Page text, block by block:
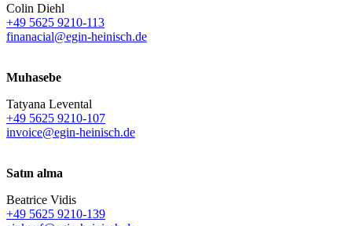
Colin Diehl
+49 5625 9210-113
finanacial@egin-heinisch.de
Muhasebe
Tatyana Levental
+49 5625 9210-107
invoice@egin-heinisch.de
Satın alma
Beatrice Vidis
+49 5625 9210-139